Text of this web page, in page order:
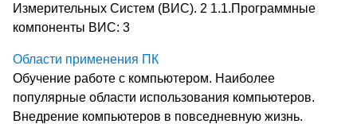
Измерительных Систем (ВИС). 2 1.1.Программные
компоненты ВИС: 3
Области применения ПК
Обучение работе с компьютером. Наиболее
популярные области использования компьютеров.
Внедрение компьютеров в повседневную жизнь.